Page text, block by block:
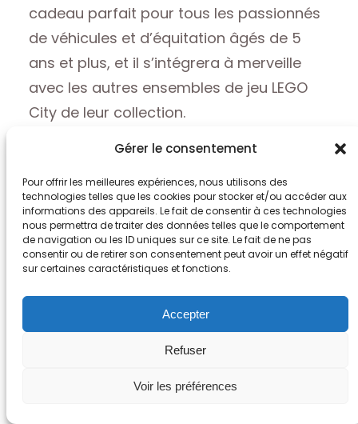
Gérer le consentement
Pour offrir les meilleures expériences, nous utilisons des
technologies telles que les cookies pour stocker et/ou accéder aux
informations des appareils. Le fait de consentir à ces technologies
nous permettra de traiter des données telles que le comportement
de navigation ou les ID uniques sur ce site. Le fait de ne pas
consentir ou de retirer son consentement peut avoir un effet négatif
sur certaines caractéristiques et fonctions.
Accepter
Refuser
Voir les préférences
cadeau parfait pour tous les passionnés
de véhicules et d’équitation âgés de 5
ans et plus, et il s’intégrera à merveille
avec les autres ensembles de jeu LEGO
City de leur collection.
OFFRIR CE JOUET
Écurie de Toilettage du
Poney
qui crée un univers
celle de toiletter et prendre soin d’un